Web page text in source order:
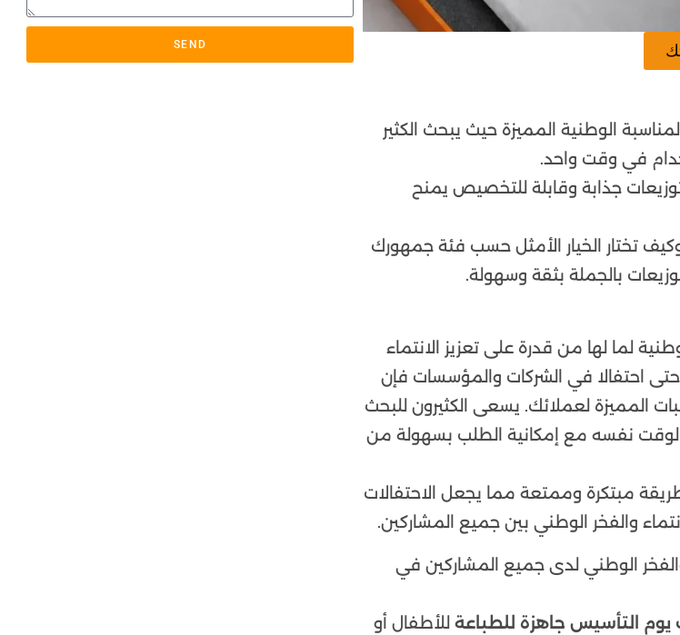
الوطنية المميزة حيث يبحث الكثير
في وقت واحد.
توزيعات جذابة وقابلة للتخصيص يمنح
تختار الخيار الأمثل حسب فئة جمهورك
بالجملة بثقة وسهولة.
لما لها من قدرة على تعزيز الانتماء
حتى احتفالا في الشركات والمؤسسات فإن
المميزة لعملائك. يسعى الكثيرون للبحث
نفسه مع إمكانية الطلب بسهولة من
مبتكرة وممتعة مما يجعل الاحتفالات
والفخر الوطني بين جميع المشاركين.
الوطني لدى جميع المشاركين في
يوم التأسيس جاهزة للطباعة للأطفال أو
SEND